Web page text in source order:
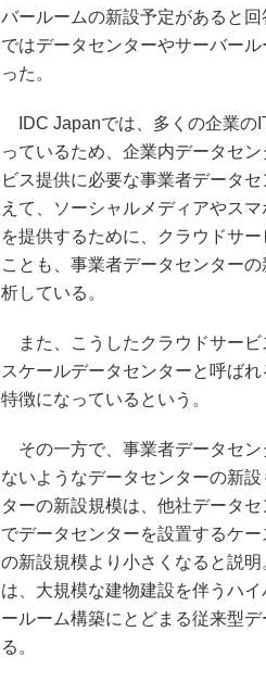
バールームの新設予定があると
ではデータセンターやサーバー
った。
IDC Japanでは、多くの企業の
っているため、企業内データセ
ビス提供に必要な事業者データ
えて、ソーシャルメディアやス
を提供するために、クラウドサ
ことも、事業者データセンター
析している。
また、こうしたクラウドサービ
スケールデータセンターと呼ば
特徴になっているという。
その一方で、事業者データセン
ないようなデータセンターの新
ターの新設規模は、他社データ
でデータセンターを設置するケ
の新設規模より小さくなると説
は、大規模な建物建設を伴うハ
ールーム構築にとどまる従来型
る。